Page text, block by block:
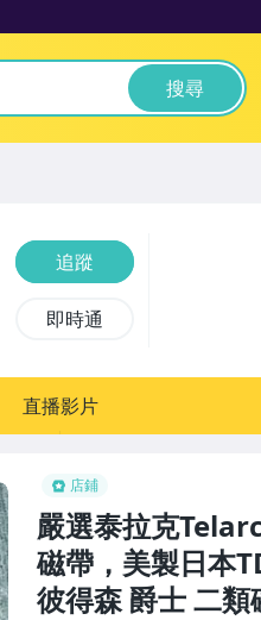
搜尋
店鋪
嚴選泰拉克
磁帶，美製日本
彼得森 爵士 二類
追蹤
即時通
直播影片